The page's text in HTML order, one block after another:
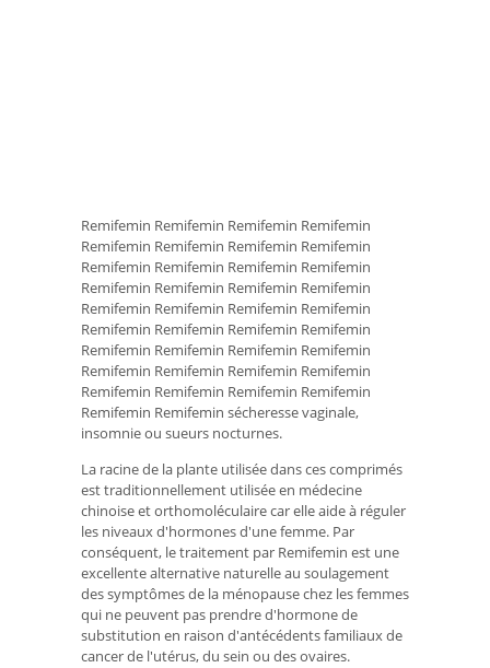
Remifemin Remifemin Remifemin Remifemin
Remifemin Remifemin Remifemin Remifemin
Remifemin Remifemin Remifemin Remifemin
Remifemin Remifemin Remifemin Remifemin
Remifemin Remifemin Remifemin Remifemin
Remifemin Remifemin Remifemin Remifemin
Remifemin Remifemin Remifemin Remifemin
Remifemin Remifemin Remifemin Remifemin
Remifemin Remifemin Remifemin Remifemin
Remifemin Remifemin sécheresse vaginale,
insomnie ou sueurs nocturnes.
La racine de la plante utilisée dans ces comprimés
est traditionnellement utilisée en médecine
chinoise et orthomoléculaire car elle aide à réguler
les niveaux d'hormones d'une femme. Par
conséquent, le traitement par Remifemin est une
excellente alternative naturelle au soulagement
des symptômes de la ménopause chez les femmes
qui ne peuvent pas prendre d'hormone de
substitution en raison d'antécédents familiaux de
cancer de l'utérus, du sein ou des ovaires.